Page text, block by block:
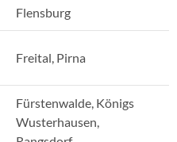
Flensburg
Freital, Pirna
Fürstenwalde, Königs
Wusterhausen,